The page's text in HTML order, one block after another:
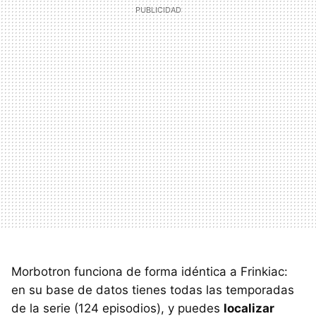
Morbotron funciona de forma idéntica a Frinkiac:
en su base de datos tienes todas las temporadas
de la serie (124 episodios), y puedes localizar